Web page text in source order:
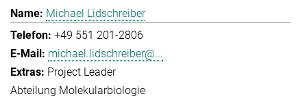
Michael Lidschreiber
+49 551 201-2806
michael.lidschreiber@...
Project Leader
Abteilung Molekularbiologie